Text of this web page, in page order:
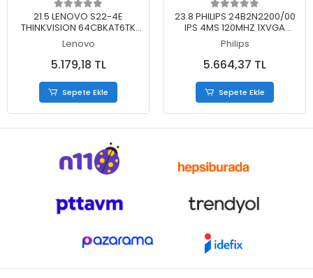
Sepete Ekle
21.5 LENOVO S22-4E
THINKVISION 64CBKAT6TK
FHD 4MS 100HZ HDMI+VGA
WLED MONITOR (3 YIL
GARANTİ)
Lenovo
5.179,18 TL
Sepete Ekle
Sepete Ekle
23.8 PHILIPS 24B2N2200/00
IPS 4MS 120MHZ 1XVGA
1XHDMI 1XDP FHD 1920X1080
HOPARLÖR VESA SİYAH (5 YIL
GARANTİ)
Philips
5.664,37 TL
Sepete Ekle